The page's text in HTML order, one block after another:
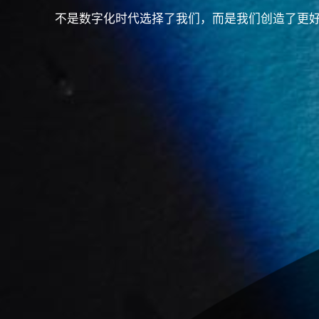
不是数字化时代选择了我们，而是我们创造了更